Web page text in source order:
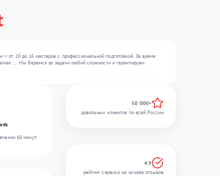
от 10 до 16 мастеров с профессиональной подготовкой. За время
, , . Мы беремся за задачи любой сложности и гарантируем
60 минут.
50 000+
довольных клиентов по всей России
4.9
рейтинг сервиса на основе отзывов